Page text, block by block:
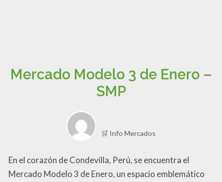
Mercado Modelo 3 de Enero –
SMP
🛒 Info Mercados
En el corazón de Condevilla, Perú, se encuentra el
Mercado Modelo 3 de Enero, un espacio emblemático